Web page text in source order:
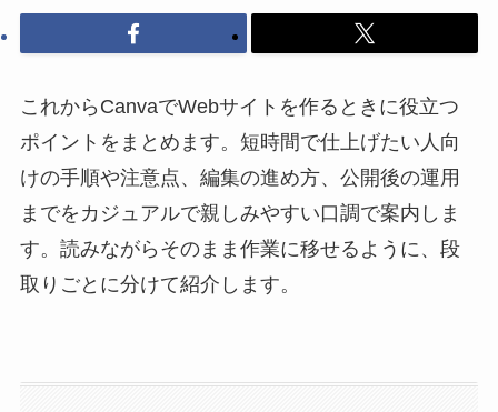
これからCanvaでWebサイトを作るときに役立つ
ポイントをまとめます。短時間で仕上げたい人向
けの手順や注意点、編集の進め方、公開後の運用
までをカジュアルで親しみやすい口調で案内しま
す。読みながらそのまま作業に移せるように、段
取りごとに分けて紹介します。